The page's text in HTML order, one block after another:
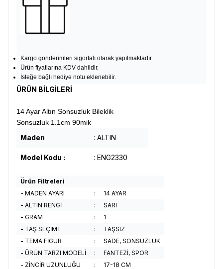
Kargo gönderimleri sigortalı olarak yapılmaktadır.
Ürün fiyatlarına KDV dahildir.
İsteğe bağlı hediye notu eklenebilir.
ÜRÜN BİLGİLERİ
14 Ayar Altın Sonsuzluk Bileklik
Sonsuzluk 1.1cm 90mik
Maden : ALTIN
Model Kodu : : ENG2330
Ürün Filtreleri
- MADEN AYARI
:
14 AYAR
- ALTIN RENGİ
:
SARI
- GRAM
:
1
- TAŞ SEÇİMİ
:
TAŞSIZ
- TEMA FİGÜR
:
SADE, SONSUZLUK
- ÜRÜN TARZI MODELİ
:
FANTEZİ, SPOR
- ZİNCİR UZUNLUĞU
:
17-18 CM